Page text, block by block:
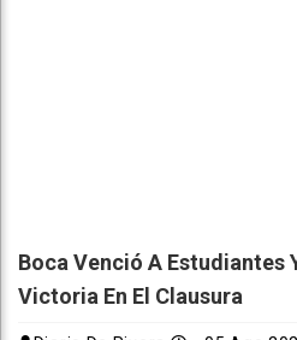
Boca Venció A Estudiantes
Victoria En El Clausura